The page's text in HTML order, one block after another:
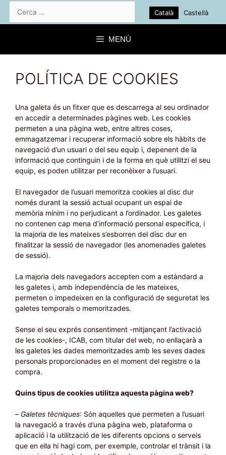
contingut
Català
Castellà
MENÚ
POLÍTICA DE COOKIES
Una galeta és un fitxer que es descarrega al seu ordinador
en accedir a determinades pàgines web. Les cookies
permeten a una pàgina web, entre altres coses,
emmagatzemar i recuperar informació sobre els hàbits de
navegació d’un usuari o del seu equip i, depenent de la
informació que continguin i de la forma en què utilitzi el seu
equip, es poden utilitzar per reconèixer a l’usuari.
El navegador de l’usuari memoritza cookies al disc dur
només durant la sessió actual ocupant un espai de
memòria mínim i no perjudicant a l’ordinador. Les galetes
no contenen cap mena d’informació personal específica, i
la majoria de les mateixes s’esborren del disc dur en
finalitzar la sessió de navegador (les anomenades galetes
de sessió).
La majoria dels navegadors accepten com a estàndard a
les galetes i, amb independència de les mateixes,
permeten o impedeixen en la configuració de seguretat les
galetes temporals o memoritzades.
Sense el seu exprés consentiment -mitjançant l’activació
de les cookies-, ICAB, com titular del web, no enllaçarà a
les galetes les dades memoritzades amb les seves dades
personals proporcionades en el moment del registre o la
compra.
Quins tipus de cookies utilitza aquesta pàgina web?
– Galetes tècniques: Són aquelles que permeten a l’usuari
la navegació a través d’una pàgina web, plataforma o
aplicació i la utilització de les diferents opcions o serveis
que en ella hi hagi com, per exemple, controlar el trànsit i la